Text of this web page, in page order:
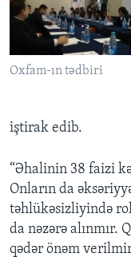
Oxfam-ın tədbiri
iştirak edib.
“Əhalinin 38 faizi
Onların da
təhlükəsizliyində
da nəzərə alınmır.
qədər önəm